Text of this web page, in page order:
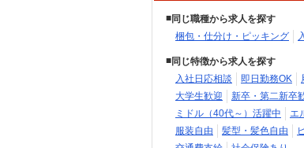
同じ職種から求人を探す
梱包・仕分け・ピッキング
同じ特徴から求人を探す
入社日応相談
即日勤務OK
大学生歓迎
新卒・第二新卒
ミドル（40代～）活躍中
エ
服装自由
髪型・髪色自由